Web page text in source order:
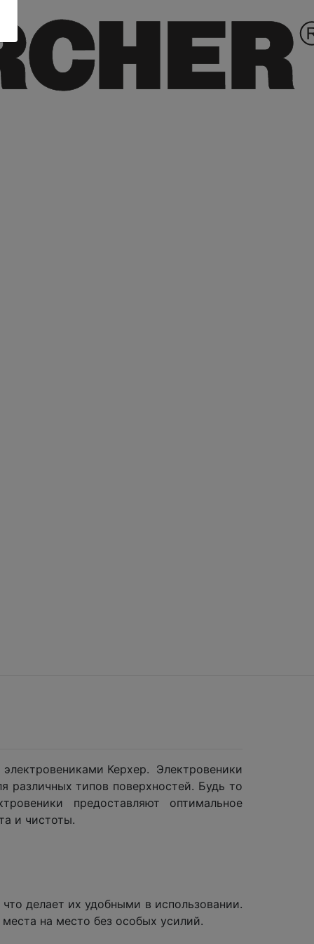
Керхер. Электровеники
различных типов поверхностей. Будь то
предоставляют оптимальное
и чистоты.
делает их удобными в использовании.
на место без особых усилий.